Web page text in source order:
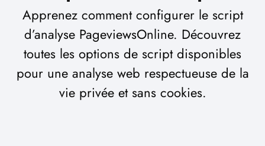
Apprenez comment configurer le script
d’analyse PageviewsOnline. Découvrez
toutes les options de script disponibles
pour une analyse web respectueuse de la
vie privée et sans cookies.